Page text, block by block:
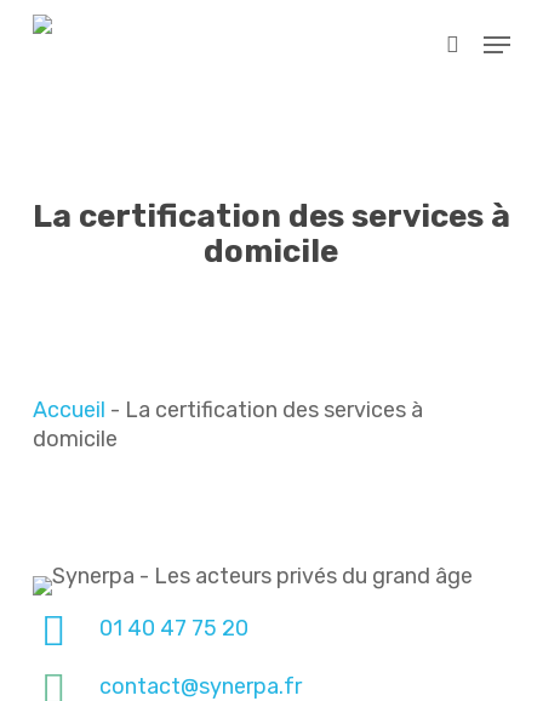
Skip
search
Menu
La certification des services à
domicile
Accueil - La certification des services à
domicile
01 40 47 75 20
contact@synerpa.fr